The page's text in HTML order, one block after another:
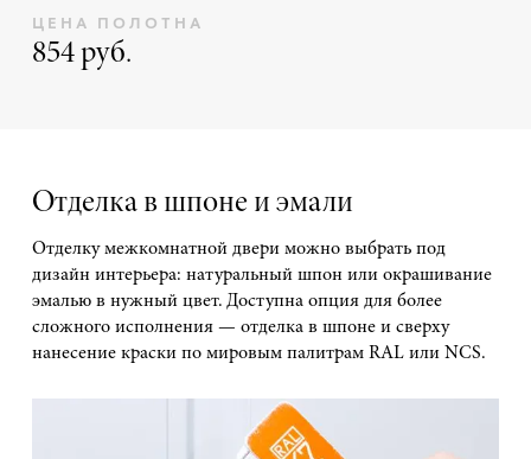
ЦЕНА ПОЛОТНА
854 руб.
Отделка в шпоне и эмали
Отделку межкомнатной двери можно выбрать под
дизайн интерьера: натуральный шпон или окрашивание
эмалью в нужный цвет. Доступна опция для более
сложного исполнения — отделка в шпоне и сверху
нанесение краски по мировым палитрам RAL или NCS.